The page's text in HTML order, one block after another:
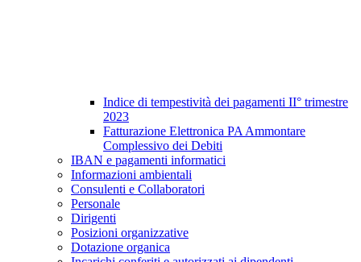
Indice di tempestività dei pagamenti II° trimestre
2023
Fatturazione Elettronica PA Ammontare
Complessivo dei Debiti
IBAN e pagamenti informatici
Informazioni ambientali
Consulenti e Collaboratori
Personale
Dirigenti
Posizioni organizzative
Dotazione organica